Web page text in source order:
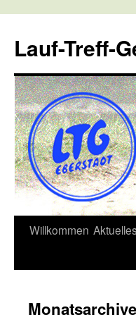
Lauf-Treff-
Zum
Willkommen Aktuelles